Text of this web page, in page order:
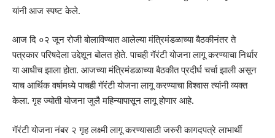
यांनी आज स्पष्ट केले.
आज दि ०२ जून रोजी बोलाविण्यात आलेल्या मंत्रिमंडळाच्या बैठकीनंतर ते
पत्रकार परिषदेला उद्देशून बोलत होते. पाचही गॅरंटी योजना लागू करण्याचा निर्धार
या आधीच झाला होता. आजच्या मंत्रिमंडळाच्या बैठकीत प्रदीर्घ चर्चा झाली असून
याच आर्थिक वर्षामध्ये पाचही गॅरंटी योजना लागू करण्याचा विश्वास त्यांनी व्यक्त
केला. गृह ज्योती योजना जुलै महिन्यापासून लागू होणार आहे.
गॅरंटी योजना नंबर २ गृह लक्ष्मी लागू करण्यासाठी जरुरी कागदपत्रे लाभार्थी